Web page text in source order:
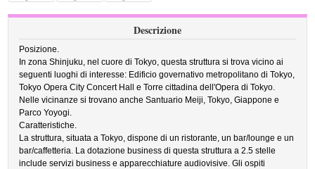
Descrizione
Posizione.
In zona Shinjuku, nel cuore di Tokyo, questa struttura si trova vicino ai
seguenti luoghi di interesse: Edificio governativo metropolitano di Tokyo,
Tokyo Opera City Concert Hall e Torre cittadina dell'Opera di Tokyo.
Nelle vicinanze si trovano anche Santuario Meiji, Tokyo, Giappone e
Parco Yoyogi.
Caratteristiche.
La struttura, situata a Tokyo, dispone di un ristorante, un bar/lounge e un
bar/caffetteria. La dotazione business di questa struttura a 2.5 stelle
include servizi business e apparecchiature audiovisive. Gli ospiti